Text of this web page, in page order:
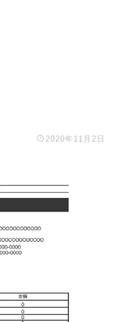
2020年11月2日